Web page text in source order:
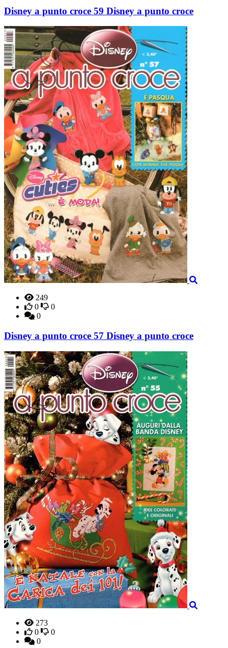
Disney a punto croce 59 Disney a punto croce
249
0
0
0
Disney a punto croce 57 Disney a punto croce
273
0
0
0